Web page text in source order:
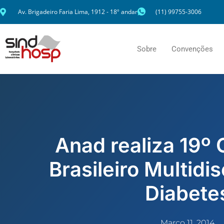
Ir
conteúdo
Av. Brigadeiro Faria Lima, 1912 - 18º andar (11) 99755-3006
Sobre Convenções
Anad realiza 19º
Brasileiro